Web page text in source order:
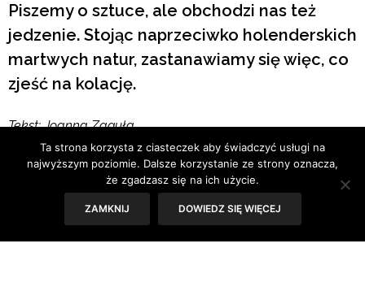
Piszemy o sztuce, ale obchodzi nas też
jedzenie. Stojąc naprzeciwko holenderskich
martwych natur, zastanawiamy się więc, co
zjeść na kolację.
Tekst: Joanna Zaguła
Ta strona korzysta z ciasteczek aby świadczyć usługi na
najwyższym poziomie. Dalsze korzystanie ze strony oznacza,
że zgadzasz się na ich użycie.
ZAMKNIJ DOWIEDZ SIĘ WIĘCEJ